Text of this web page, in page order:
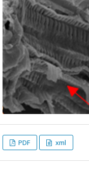
PDF xml